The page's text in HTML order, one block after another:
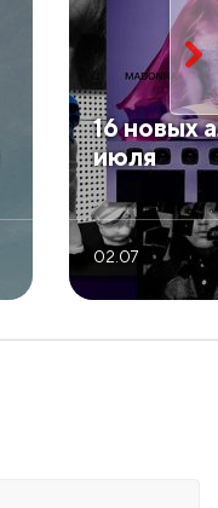
​16 новых
июля
02.07